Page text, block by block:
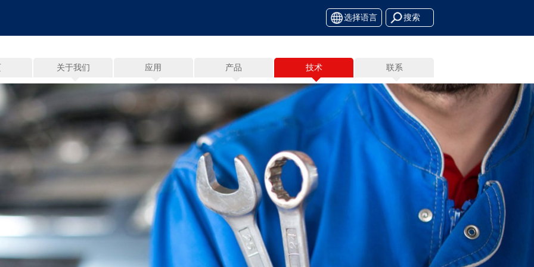
选择语言
关于我们 应用 产品 技术 联系